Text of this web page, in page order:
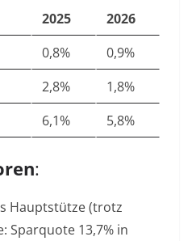
2025
2026
0,8%
0,9%
2,8%
1,8%
6,1% 5,8%
:
Hauptstütze (trotz
Sparquote 13,7% in